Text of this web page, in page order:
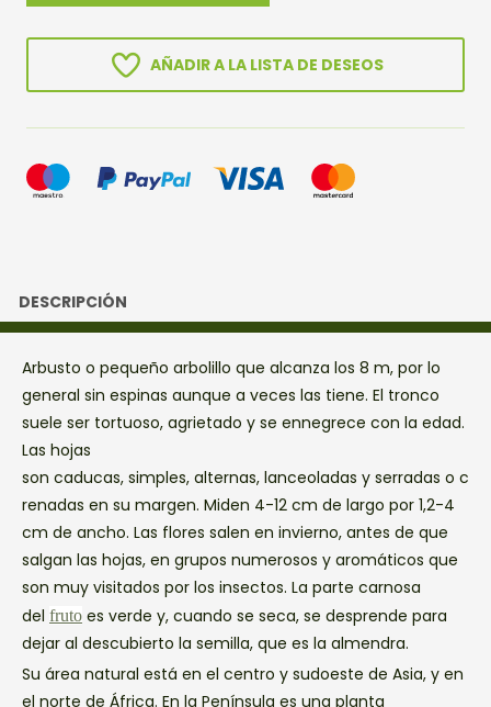
AÑADIR A LA LISTA DE DESEOS
DESCRIPCIÓN
Arbusto o pequeño arbolillo que alcanza los 8 m, por lo
general sin espinas aunque a veces las tiene. El tronco
suele ser tortuoso, agrietado y se ennegrece con la edad.
Las hojas
son caducas, simples, alternas, lanceoladas y serradas o c
renadas en su margen. Miden 4-12 cm de largo por 1,2-4
cm de ancho. Las flores salen en invierno, antes de que
salgan las hojas, en grupos numerosos y aromáticos que
son muy visitados por los insectos. La parte carnosa
del fruto es verde y, cuando se seca, se desprende para
dejar al descubierto la semilla, que es la almendra.
Su área natural está en el centro y sudoeste de Asia, y en
el norte de África. En la Península es una planta